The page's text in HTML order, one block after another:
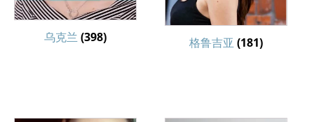
乌克兰(398) 格鲁吉亚(181)